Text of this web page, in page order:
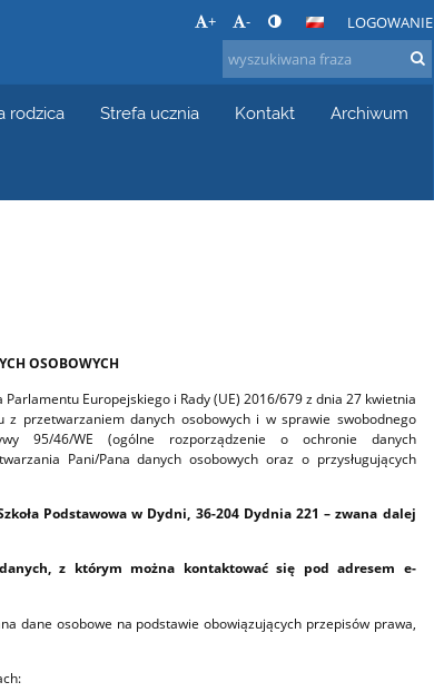
+ - LOGOWANIE
rodzica Strefa ucznia Kontakt Archiwum
OSOBOWYCH
Europejskiego i Rady (UE) 2016/679 z dnia 27 kwietnia
przetwarzaniem danych osobowych i w sprawie swobodnego
95/46/WE (ogólne rozporządzenie o ochronie danych
Pani/Pana danych osobowych oraz o przysługujących
Podstawowa w Dydni, 36-204 Dydnia 221 – zwana dalej
z którym można kontaktować się pod adresem e-
dane osobowe na podstawie obowiązujących przepisów prawa,